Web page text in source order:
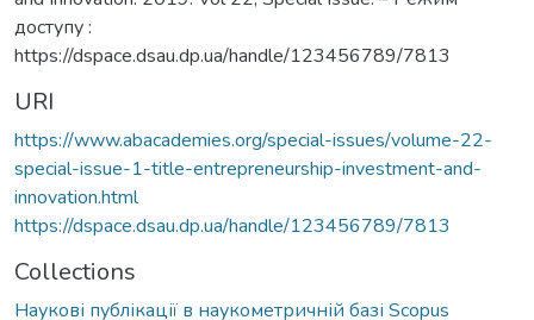
доступу :
https://dspace.dsau.dp.ua/handle/123456789/7813
URI
https://www.abacademies.org/special-issues/volume-22-
special-issue-1-title-entrepreneurship-investment-and-
innovation.html
https://dspace.dsau.dp.ua/handle/123456789/7813
Collections
Наукові публікації в наукометричній базі Scopus